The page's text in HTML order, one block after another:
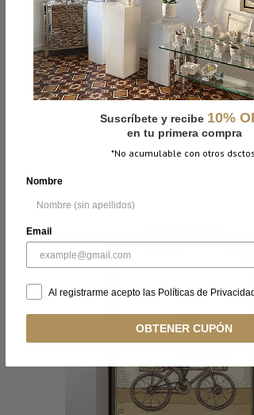
MÁS
PESO
Suscríbete y recibe 10%
en tu primera compra
*No acumulable con otros
Nombre
Email
Al registrarme acepto las Políticas de
OBTENER CUPÓN